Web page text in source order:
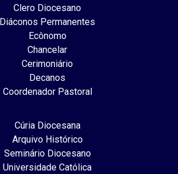
Clero Diocesano
Diáconos Permanentes
Ecônomo
Chancelar
Cerimoniário
Decanos
Coordenador Pastoral
Cúria Diocesana
Arquivo Histórico
Seminário Diocesano
Universidade Católica